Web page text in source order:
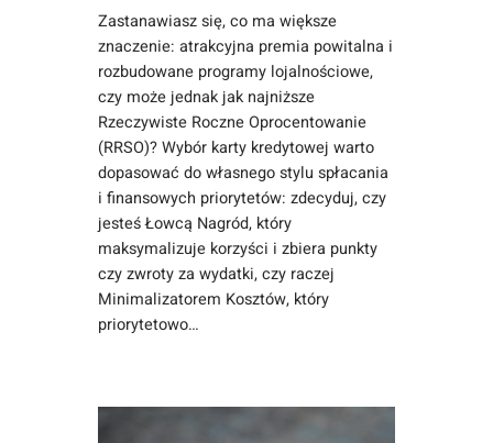
Zastanawiasz się, co ma większe
znaczenie: atrakcyjna premia powitalna i
rozbudowane programy lojalnościowe,
czy może jednak jak najniższe
Rzeczywiste Roczne Oprocentowanie
(RRSO)? Wybór karty kredytowej warto
dopasować do własnego stylu spłacania
i finansowych priorytetów: zdecyduj, czy
jesteś Łowcą Nagród, który
maksymalizuje korzyści i zbiera punkty
czy zwroty za wydatki, czy raczej
Minimalizatorem Kosztów, który
priorytetowo…